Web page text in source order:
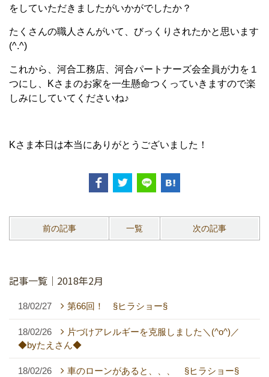
をしていただきましたがいかがでしたか？
たくさんの職人さんがいて、びっくりされたかと思います
(^.^)
これから、河合工務店、河合パートナーズ会全員が力を１
つにし、Kさまのお家を一生懸命つくっていきますので楽
しみにしていてくださいね♪
Kさま本日は本当にありがとうございました！
前の記事 一覧 次の記事
記事一覧｜2018年2月
18/02/27 第66回！ §ヒラショー§
18/02/26
片づけアレルギーを克服しました＼(^o^)／
◆byたえさん◆
18/02/26 車のローンがあると、、、 §ヒラショー§